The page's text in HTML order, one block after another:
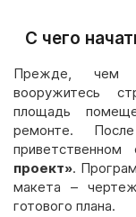
С чего
Прежде, чем
вооружитесь
площадь
ремонте.
проект».
макета –
готового плана.